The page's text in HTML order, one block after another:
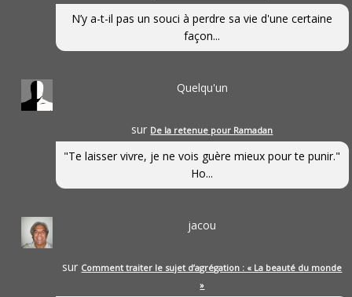
N’y a-t-il pas un souci à perdre sa vie d'une certaine
façon...
Quelqu'un
sur De la retenue pour Ramadan
"Te laisser vivre, je ne vois guère mieux pour te punir."
Ho...
jacou
sur Comment traiter le sujet d’agrégation : « La beauté du monde
»